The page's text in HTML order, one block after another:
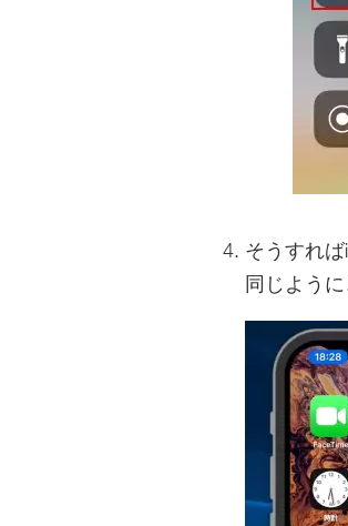
そうすれ
同じよう